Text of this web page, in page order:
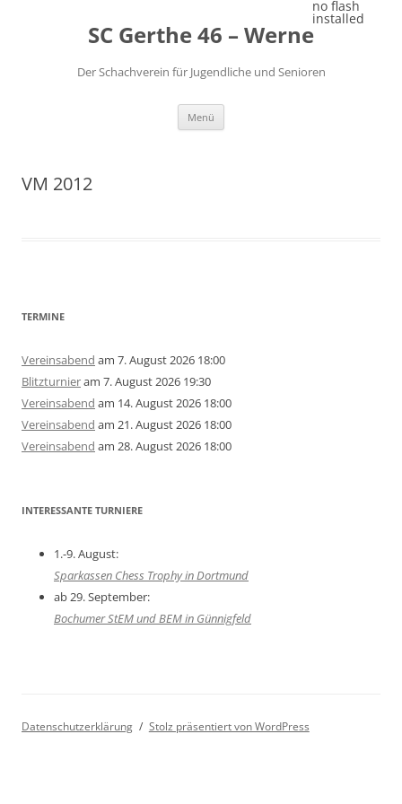
SC Gerthe 46 – Werne
Der Schachverein für Jugendliche und Senioren
Menü
VM 2012
TERMINE
Vereinsabend am 7. August 2026 18:00
Blitzturnieram 7. August 2026 19:30
Vereinsabend am 14. August 2026 18:00
Vereinsabend am 21. August 2026 18:00
Vereinsabend am 28. August 2026 18:00
INTERESSANTE TURNIERE
1.-9. August:
Sparkassen Chess Trophy in Dortmund
ab 29. September:
Bochumer StEM und BEM in Günnigfeld
Datenschutzerklärung Stolz präsentiert von WordPress
no flash
installed